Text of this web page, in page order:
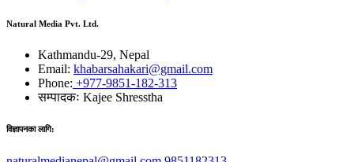
Natural Media Pvt. Ltd.
Kathmandu-29, Nepal
Email: khabarsahakari@gmail.com
Phone: +977-9851-182-313
सम्पादकः Kajee Shresstha
विज्ञापनका लागि: